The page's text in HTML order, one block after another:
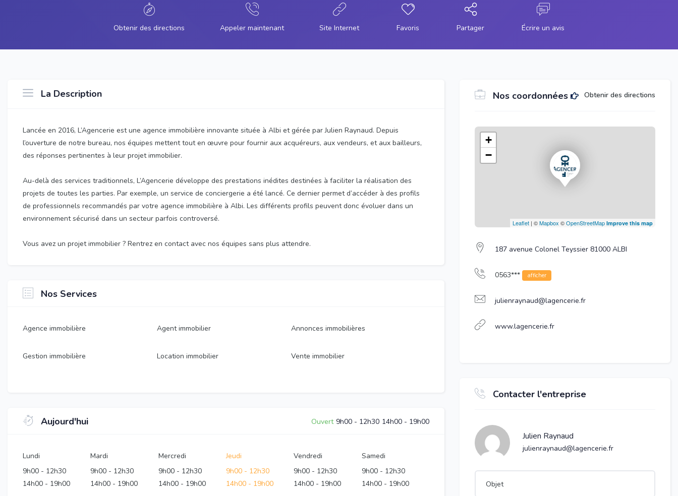
Obtenir des directions Appeler maintenant Site Internet Favoris Partager Écrire un avis
La Description
Lancée en 2016, L’Agencerie est une agence immobilière innovante située à Albi et gérée par Julien Raynaud. Depuis
l’ouverture de notre bureau, nos équipes mettent tout en œuvre pour fournir aux acquéreurs, aux vendeurs, et aux bailleurs,
des réponses pertinentes à leur projet immobilier.
Au-delà des services traditionnels, L’Agencerie développe des prestations inédites destinées à faciliter la réalisation des
projets de toutes les parties. Par exemple, un service de conciergerie a été lancé. Ce dernier permet d’accéder à des profils
de professionnels recommandés par votre agence immobilière à Albi. Les différents profils peuvent donc évoluer dans un
environnement sécurisé dans un secteur parfois controversé.
Vous avez un projet immobilier ? Rentrez en contact avec nos équipes sans plus attendre.
Nos Services
Agence immobilière Agent immobilier Annonces immobilières
Gestion immobilière Location immobilier Vente immobilier
Aujourd'hui Ouvert 9h00 - 12h30 14h00 - 19h00
Lundi
9h00 - 12h30
14h00 - 19h00
Mardi
9h00 - 12h30
14h00 - 19h00
Mercredi
9h00- 12h30
14h00- 19h00
Jeudi
9h00- 12h30
14h00- 19h00
Vendredi
9h00 - 12h30
14h00 - 19h00
Samedi
9h00- 12h30
14h00- 19h00
Nos coordonnées Obtenir des directions
+
−
Leaflet| ©Mapbox ©OpenStreetMap Improve this map
187 avenue Colonel Teyssier 81000 ALBI
0563*** afficher
julienraynaud@lagencerie.fr
www.lagencerie.fr
Contacter l'entreprise
Julien Raynaud
julienraynaud@lagencerie.fr